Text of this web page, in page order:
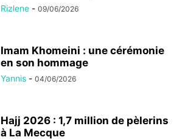
Rizlene - 09/06/2026
Imam Khomeini : une cérémonie
en son hommage
Yannis - 04/06/2026
Hajj 2026 : 1,7 million de pèlerins
à La Mecque